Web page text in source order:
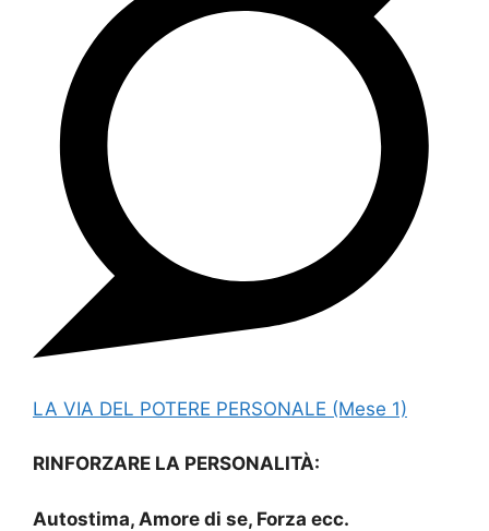
LA VIA DEL POTERE PERSONALE (Mese 1)
RINFORZARE LA PERSONALITÀ:
Autostima, Amore di se, Forza ecc.